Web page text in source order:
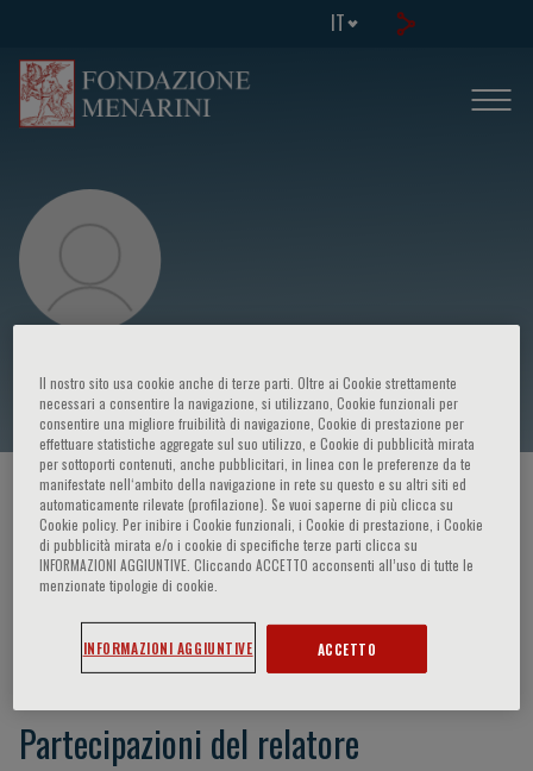
IT
Christopher Kurtz
HOME PAGE / CORSI ED EVENTI / RELATORE
Christopher Kurtz
Partecipazioni del relatore
Il nostro sito usa cookie anche di terze parti. Oltre ai Cookie strettamente
necessari a consentire la navigazione, si utilizzano, Cookie funzionali per
consentire una migliore fruibilità di navigazione, Cookie di prestazione per
effettuare statistiche aggregate sul suo utilizzo, e Cookie di pubblicità mirata
per sottoporti contenuti, anche pubblicitari, in linea con le preferenze da te
manifestate nell‘ambito della navigazione in rete su questo e su altri siti ed
automaticamente rilevate (profilazione). Se vuoi saperne di più clicca su
Cookie policy. Per inibire i Cookie funzionali, i Cookie di prestazione, i Cookie
di pubblicità mirata e/o i cookie di specifiche terze parti clicca su
INFORMAZIONI AGGIUNTIVE. Cliccando ACCETTO acconsenti all’uso di tutte le
menzionate tipologie di cookie.
INFORMAZIONI AGGIUNTIVE ACCETTO